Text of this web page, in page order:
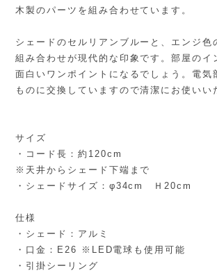
木製のパーツを組み合わせています。
シェードのセルリアンブルーと、エンジ色
組み合わせが現代的な印象です。部屋のイ
面白いワンポイントになるでしょう。電気
ものに交換していますので清潔にお使いい
サイズ
・コード長：約120cm
※天井からシェード下端まで
・シェードサイズ：φ34cm Ｈ20cm
仕様
・シェード：アルミ
・口金：E26 ※LED電球も使用可能
・引掛シーリング